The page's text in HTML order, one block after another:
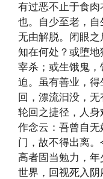
有过恶不止于食
也。自少至老，自
无由解脱。闭眼之
知在何处？或堕
宰杀；或生饿鬼
迫。虽有善业，
回，漂流汩没，
轮回之捷径，人
作念云：吾曾自
门，故不得出离
高者固当勉力，
世界，回视死入